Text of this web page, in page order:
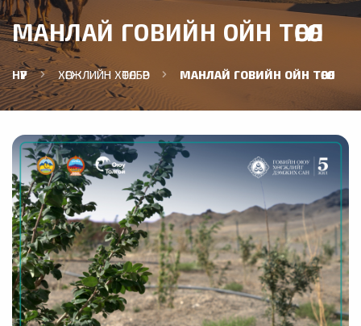
МАНЛАЙ ГОВИЙН ОЙН ТӨГӨЛ
НҮҮР ХӨГЖЛИЙН ХӨТӨЛБӨР МАНЛАЙ ГОВИЙН ОЙН ТӨГӨЛ